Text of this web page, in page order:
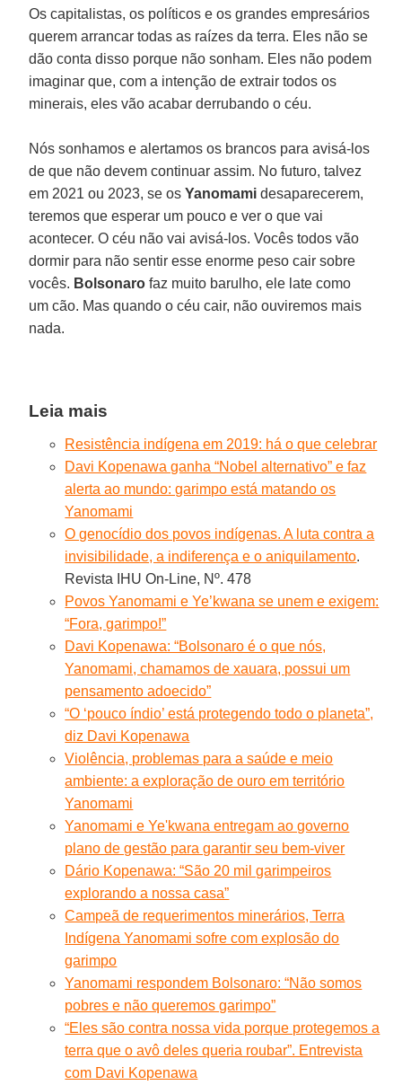
Os capitalistas, os políticos e os grandes empresários
querem arrancar todas as raízes da terra. Eles não se
dão conta disso porque não sonham. Eles não podem
imaginar que, com a intenção de extrair todos os
minerais, eles vão acabar derrubando o céu.
Nós sonhamos e alertamos os brancos para avisá-los
de que não devem continuar assim. No futuro, talvez
em 2021 ou 2023, se osYanomami desaparecerem,
teremos que esperar um pouco e ver o que vai
acontecer. O céu não vai avisá-los. Vocês todos vão
dormir para não sentir esse enorme peso cair sobre
vocês. Bolsonaro faz muito barulho, ele late como
um cão. Mas quando o céu cair, não ouviremos mais
nada.
Leia mais
Resistência indígena em 2019: há o que celebrar
Davi Kopenawa ganha “Nobel alternativo” e faz
alerta ao mundo: garimpo está matando os
Yanomami
O genocídio dos povos indígenas. A luta contra a
invisibilidade, a indiferença e o aniquilamento.
Revista IHU On-Line, Nº. 478
Povos Yanomami e Ye’kwana se unem e exigem:
“Fora, garimpo!”
Davi Kopenawa: “Bolsonaro é o que nós,
Yanomami, chamamos de xauara, possui um
pensamento adoecido”
“O ‘pouco índio’ está protegendo todo o planeta”,
diz Davi Kopenawa
Violência, problemas para a saúde e meio
ambiente: a exploração de ouro em território
Yanomami
Yanomami e Ye'kwana entregam ao governo
plano de gestão para garantir seu bem-viver
Dário Kopenawa: “São 20 mil garimpeiros
explorando a nossa casa”
Campeã de requerimentos minerários, Terra
Indígena Yanomami sofre com explosão do
garimpo
Yanomami respondem Bolsonaro: “Não somos
pobres e não queremos garimpo”
“Eles são contra nossa vida porque protegemos a
terra que o avô deles queria roubar”. Entrevista
com Davi Kopenawa